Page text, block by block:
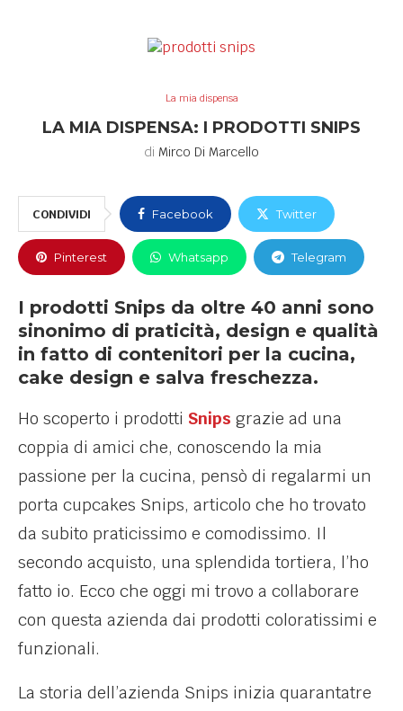
La mia dispensa
LA MIA DISPENSA: I PRODOTTI SNIPS
di Mirco Di Marcello
CONDIVIDI Facebook Twitter
Pinterest Whatsapp Telegram
I prodotti Snips da oltre 40 anni sono
sinonimo di praticità, design e qualità
in fatto di contenitori per la cucina,
cake design e salva freschezza.
Ho scoperto i prodotti Snips grazie ad una
coppia di amici che, conoscendo la mia
passione per la cucina, pensò di regalarmi un
porta cupcakes Snips, articolo che ho trovato
da subito praticissimo e comodissimo. Il
secondo acquisto, una splendida tortiera, l’ho
fatto io. Ecco che oggi mi trovo a collaborare
con questa azienda dai prodotti coloratissimi e
funzionali.
La storia dell’azienda Snips inizia quarantatre